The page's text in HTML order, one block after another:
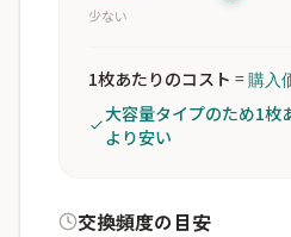
少ない
1枚あたりのコスト =購入
大容量タイプのため1枚
より安い
交換頻度の目安